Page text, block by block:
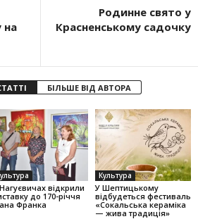
на
Родинне свято у
Красненському садочку
БІЛЬШЕ ВІД АВТОРА
відкрили
до 170-річчя
Франка
Культура
У Шептицькому
відбудеться фестиваль
«Сокальська кераміка
— жива традиція»